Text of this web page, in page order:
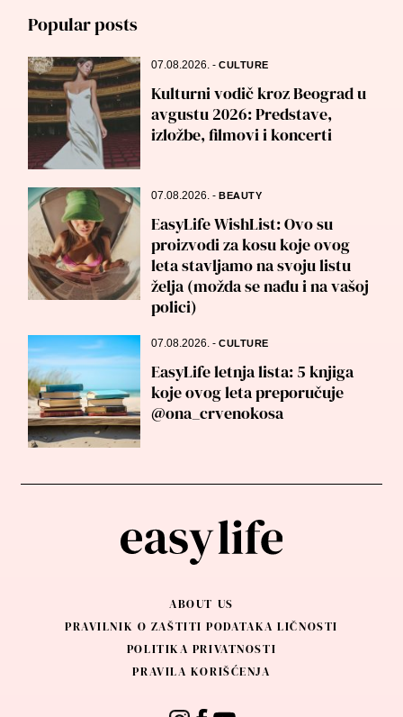
Popular posts
07.08.2026.-CULTURE
Kulturni vodič kroz Beograd u
avgustu 2026: Predstave,
izložbe, filmovi i koncerti
07.08.2026.-BEAUTY
EasyLife WishList: Ovo su
proizvodi za kosu koje ovog
leta stavljamo na svoju listu
želja (možda se nađu i na vašoj
polici)
07.08.2026.-CULTURE
EasyLife letnja lista: 5 knjiga
koje ovog leta preporučuje
@ona_crvenokosa
ABOUT US
PRAVILNIK O ZAŠTITI PODATAKA LIČNOSTI
POLITIKA PRIVATNOSTI
PRAVILA KORIŠĆENJA